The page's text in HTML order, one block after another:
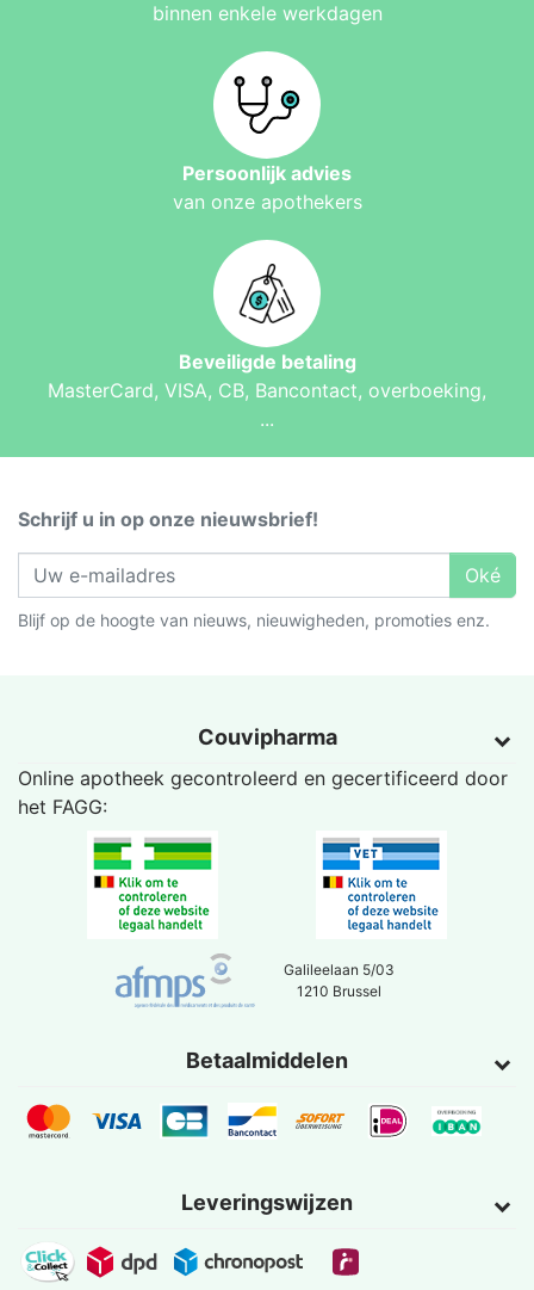
binnen enkele werkdagen
Persoonlijk advies
van onze apothekers
Beveiligde betaling
MasterCard, VISA, CB, Bancontact, overboeking,
...
Schrijf u in op onze nieuwsbrief!
Oké
Blijf op de hoogte van nieuws, nieuwigheden, promoties enz.
Couvipharma
Online apotheek gecontroleerd en gecertificeerd door
het FAGG:
Galileelaan 5/03
1210 Brussel
Betaalmiddelen
Leveringswijzen